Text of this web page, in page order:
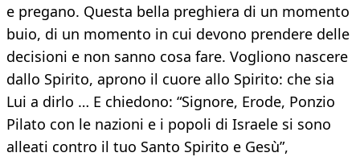
e pregano. Questa bella preghiera di un momento
buio, di un momento in cui devono prendere delle
decisioni e non sanno cosa fare. Vogliono nascere
dallo Spirito, aprono il cuore allo Spirito: che sia
Lui a dirlo … E chiedono: “Signore, Erode, Ponzio
Pilato con le nazioni e i popoli di Israele si sono
alleati contro il tuo Santo Spirito e Gesù”,